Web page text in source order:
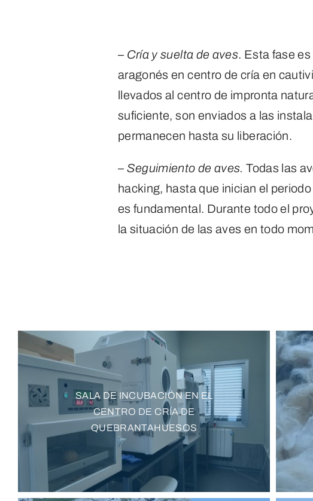
– Cría y suelta de aves. Esta fase
aragonés en centro de cría en
llevados al centro de impronta
suficiente, son enviados a las
permanecen hasta su liberación.
– Seguimiento de aves. Todas las
hacking, hasta que inician el
es fundamental. Durante todo el
la situación de las aves en todo
SALA DE INCUBACIÓN EN EL
CENTRO DE CRÍA DE
QUEBRANTAHUESOS